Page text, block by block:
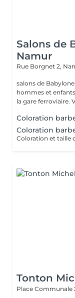
Salons de
Namur
Rue Borgnet 2,
salons de
hommes et
la
Coloration
Coloration
Coloration et taille
Tonton
Place Communale